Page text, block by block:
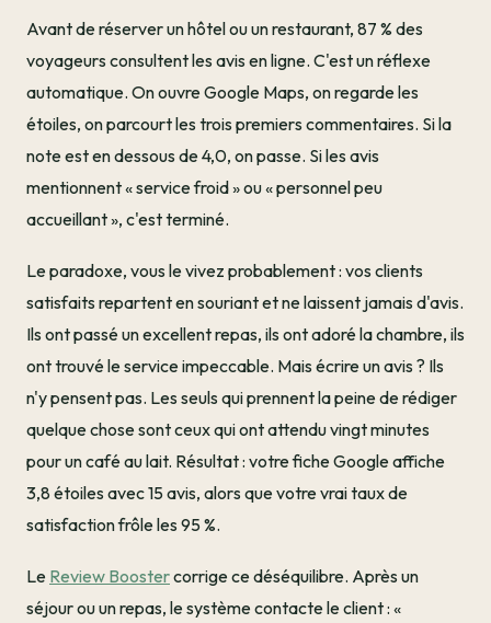
Avant de réserver un hôtel ou un restaurant, 87 % des
voyageurs consultent les avis en ligne. C'est un réflexe
automatique. On ouvre Google Maps, on regarde les
étoiles, on parcourt les trois premiers commentaires. Si la
note est en dessous de 4,0, on passe. Si les avis
mentionnent « service froid » ou « personnel peu
accueillant », c'est terminé.
Le paradoxe, vous le vivez probablement : vos clients
satisfaits repartent en souriant et ne laissent jamais d'avis.
Ils ont passé un excellent repas, ils ont adoré la chambre, ils
ont trouvé le service impeccable. Mais écrire un avis ? Ils
n'y pensent pas. Les seuls qui prennent la peine de rédiger
quelque chose sont ceux qui ont attendu vingt minutes
pour un café au lait. Résultat : votre fiche Google affiche
3,8 étoiles avec 15 avis, alors que votre vrai taux de
satisfaction frôle les 95 %.
Le Review Boostercorrige ce déséquilibre. Après un
séjour ou un repas, le système contacte le client : «